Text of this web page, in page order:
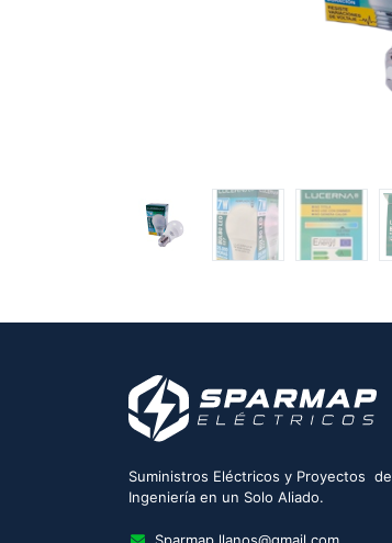
Suministros Eléctricos y Proyectos de
Ingeniería en un Solo Aliado.
Sparmap.llanos@gmail.com